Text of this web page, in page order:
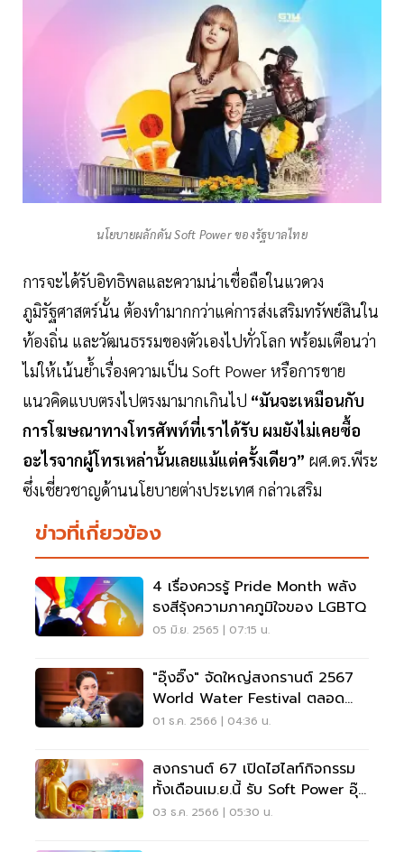
นโยบายผลักดัน Soft Power ของรัฐบาลไทย
การจะได้รับอิทธิพลและความน่าเชื่อถือในแวดวง
ภูมิรัฐศาสตร์นั้น ต้องทำมากกว่าแค่การส่งเสริมทรัพย์สินใน
ท้องถิ่น และวัฒนธรรมของตัวเองไปทั่วโลก พร้อมเตือนว่า
ไม่ให้เน้นย้ำเรื่องความเป็น Soft Power หรือการขาย
แนวคิดแบบตรงไปตรงมามากเกินไป “มันจะเหมือนกับ
การโฆษณาทางโทรศัพท์ที่เราได้รับ ผมยังไม่เคยซื้อ
อะไรจากผู้โทรเหล่านั้นเลยแม้แต่ครั้งเดียว” ผศ.ดร.พีระ
ซึ่งเชี่ยวชาญด้านนโยบายต่างประเทศ กล่าวเสริม
ข่าวที่เกี่ยวข้อง
4 เรื่องควรรู้ Pride Month พลัง
ธงสีรุ้งความภาคภูมิใจของ LGBTQ
05 มิ.ย. 2565 | 07:15 น.
"อุ๊งอิ๊ง" จัดใหญ่สงกรานต์ 2567
World Water Festival ตลอด
เดือนเม.ย.
01 ธ.ค. 2566 | 04:36 น.
สงกรานต์ 67 เปิดไฮไลท์กิจกรรม
ทั้งเดือนเม.ย.นี้ รับ Soft Power อุ๊
งอิ๊ง
03 ธ.ค. 2566 | 05:30 น.